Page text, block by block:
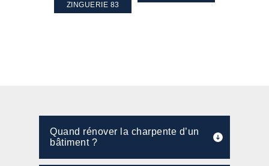
ZINGUERIE 83
Quand rénover la charpente d’un
bâtiment ?